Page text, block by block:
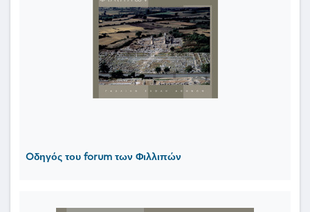
Oδηγός του forum των Φιλλιπών